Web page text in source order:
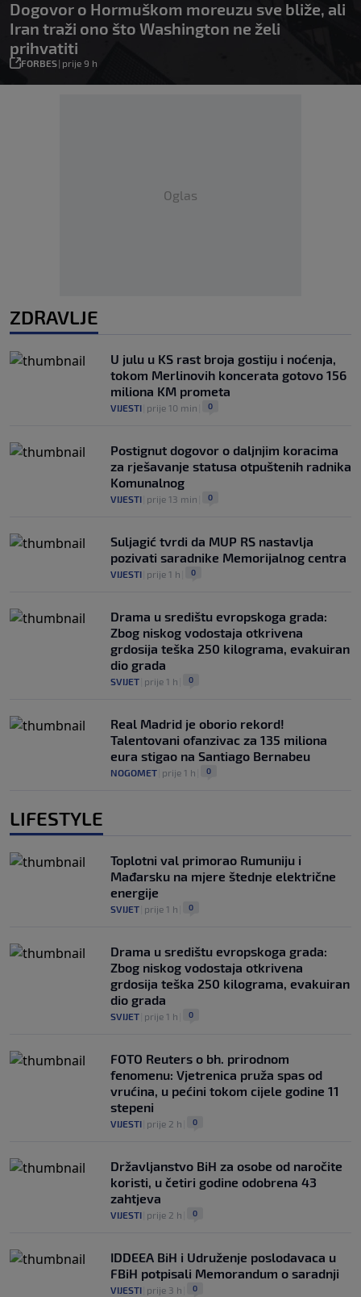
Dogovor o Hormuškom moreuzu sve bliže, ali
Iran traži ono što Washington ne želi
prihvatiti
FORBES| prije 9 h
Oglas
ZDRAVLJE
U julu u KS rast broja gostiju i noćenja,
tokom Merlinovih koncerata gotovo 156
miliona KM prometa
VIJESTI prije 10 min 0
Postignut dogovor o daljnjim koracima
za rješavanje statusa otpuštenih radnika
Komunalnog
VIJESTI prije 13 min 0
Suljagić tvrdi da MUP RS nastavlja
pozivati saradnike Memorijalnog centra
VIJESTI prije 1 h 0
Drama u središtu evropskoga grada:
Zbog niskog vodostaja otkrivena
grdosija teška 250 kilograma, evakuiran
dio grada
SVIJET prije 1 h 0
Real Madrid je oborio rekord!
Talentovani ofanzivac za 135 miliona
eura stigao na Santiago Bernabeu
NOGOMET prije 1 h 0
LIFESTYLE
Toplotni val primorao Rumuniju i
Mađarsku na mjere štednje električne
energije
SVIJET prije 1 h 0
Drama u središtu evropskoga grada:
Zbog niskog vodostaja otkrivena
grdosija teška 250 kilograma, evakuiran
dio grada
SVIJET prije 1 h 0
FOTO Reuters o bh. prirodnom
fenomenu: Vjetrenica pruža spas od
vrućina, u pećini tokom cijele godine 11
stepeni
VIJESTI prije 2 h 0
Državljanstvo BiH za osobe od naročite
koristi, u četiri godine odobrena 43
zahtjeva
VIJESTI prije 2 h 0
IDDEEA BiH i Udruženje poslodavaca u
FBiH potpisali Memorandum o saradnji
VIJESTI prije 3 h 0